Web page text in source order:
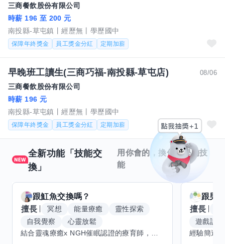
三商餐飲股份有限公司
時薪 196 至 200 元
南投縣-草屯鎮
經歷無 學歷國中
保障年終獎金 員工獎金分紅 定期加薪
08/06
早晚班工讀生(三商巧福-南投縣-草屯店)
三商餐飲股份有限公司
時薪 196 元
南投縣-草屯鎮
經歷無 學歷國中
保障年終獎金 員工獎金分紅 定期加薪
全新功能「技能交
換」
用你會的，換你想學的技
能
跟魟魚交換嗎？
擅長
冥想 能量療癒
靈性探索
自我覺察
心靈放鬆
跟男
擅長
遊戲設計